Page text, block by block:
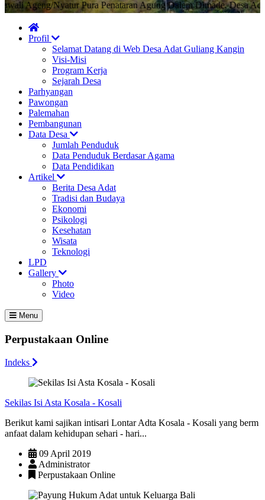
Ageng/Nyatur Pura Penataran Agung Dalem Dimade, Desa Adat
Profil
Selamat Datang di Web Desa Adat Guliang Kangin
Visi-Misi
Program Kerja
Sejarah Desa
Parhyangan
Pawongan
Palemahan
Pembangunan
Data Desa
Jumlah Penduduk
Data Penduduk Berdasar Agama
Data Pendidikan
Artikel
Berita Desa Adat
Tradisi dan Budaya
Ekonomi
Psikologi
Kesehatan
Wisata
Teknologi
LPD
Gallery
Photo
Video
Menu
Perpustakaan Online
Indeks
Sekilas Isi Asta Kosala - Kosali
Berikut kami sajikan intisari Lontar Adta Kosala - Kosali yang berm
anfaat dalam kehidupan sehari - hari...
09 April 2019
Administrator
Perpustakaan Online